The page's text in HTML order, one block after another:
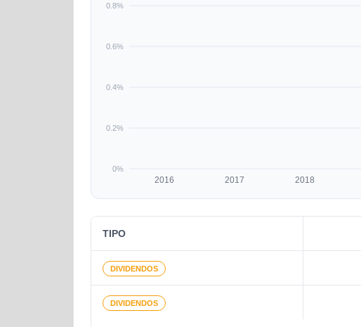
2016 2017 2018
0%
0.2%
0.4%
0.6%
0.8%
TIPO
DIVIDENDOS
DIVIDENDOS